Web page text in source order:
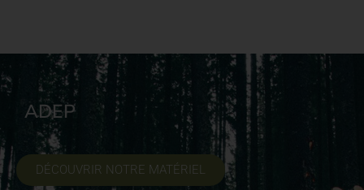
ADEP
DÉCOUVRIR NOTRE MATÉRIEL